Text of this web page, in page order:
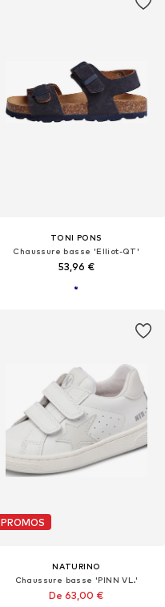
TONI PONS
Chaussure basse 'Elliot-QT'
53,96 €
PROMOS
NATURINO
Chaussure basse 'PINN VL.'
De 63,00 €